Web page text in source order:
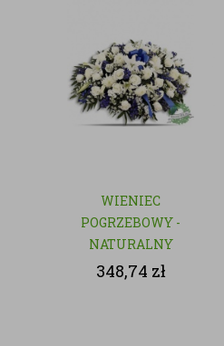
WIENIEC
POGRZEBOWY -
NATURALNY
348,74 zł